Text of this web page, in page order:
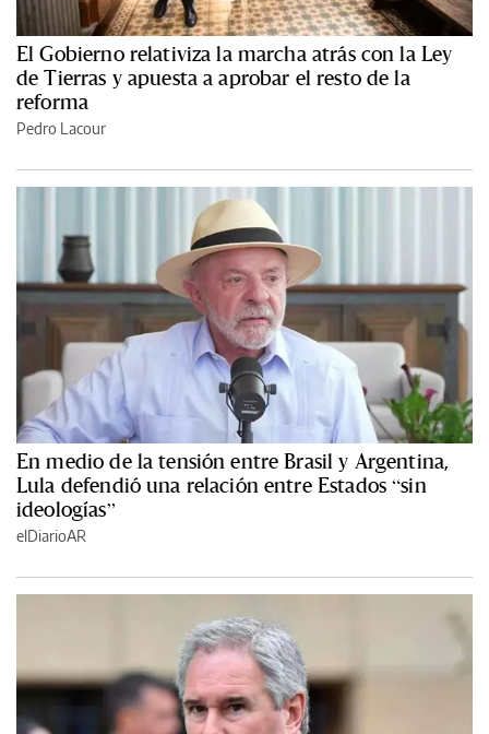
El Gobierno relativiza la marcha atrás con la Ley
de Tierras y apuesta a aprobar el resto de la
reforma
Pedro Lacour
En medio de la tensión entre Brasil y Argentina,
Lula defendió una relación entre Estados “sin
ideologías”
elDiarioAR